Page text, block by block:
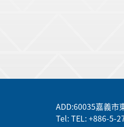
ADD:60035嘉義市
Tel: TEL: +886-5-